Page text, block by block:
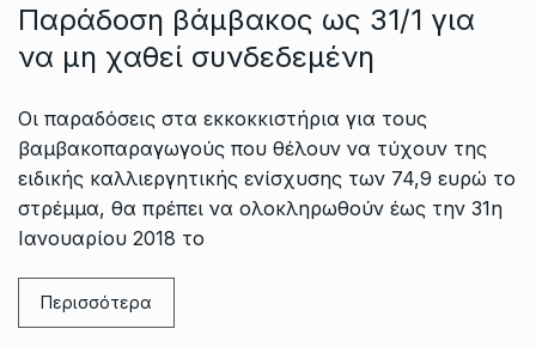
Παράδοση βάμβακος ως 31/1 για
να μη χαθεί συνδεδεμένη
Οι παραδόσεις στα εκκοκκιστήρια για τους
βαμβακοπαραγωγούς που θέλουν να τύχουν της
ειδικής καλλιεργητικής ενίσχυσης των 74,9 ευρώ το
στρέμμα, θα πρέπει να ολοκληρωθούν έως την 31η
Ιανουαρίου 2018 το
Περισσότερα